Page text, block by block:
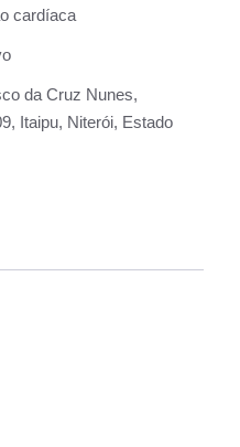
cardíaca
da Cruz Nunes,
Itaipu, Niterói, Estado